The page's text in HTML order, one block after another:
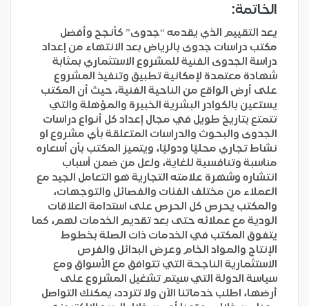
الخاتمة:
يعد التقييم الذي يقدمه “جدوى” كأنجح وأفضل
مكتب دراسات جدوى بالرياض بعد الانتهاء من إعداد
دراسة الجدوى الفنية للمشروع الاستثماري بمثابة
شهادة معتمدة لإمكانية تطبيق وتنفيذ المشروع
على أرض الواقع من الناحية الفنية، حيث أن المكتب
يستعين بالكوادر البشرية الخبيرة والمؤهلة والتي
تتمتع بتاريخ طويل في مجال إعداد كل أنواع دراسات
الجدوى والبحوث والدراسات المتعلقة بأي مشروع او
نشاط تجاري محليًا ودوليًا، ويتميز المكتب بأن أسعاره
مناسبة وتنافسية للغاية، ولعل من ضمن أسباب
انتشاره وشهرة علامته التجارية هو التعامل الجيد مع
العملاء من مختلف الفئات والفصائل والتوجهات،
والمكتب يحرص كل الحرص على استدامة العلاقات
الودية مع عملائه حتى بعد تقديم الخدمات لهم، كما
يتفوق المكتب في الخدمات ذات الصلة بخطوط
الإنتاج والمواد الخام وعرض البدائل والفرص
الاستثمارية الناجحة التي تتوافق مع الأسواق ومع
سياسة الدولة التي سيتم تشغيل المشروع على
أرضها، اطلب خدماتنا الآن ولا تتردد، يمكنك التواصل